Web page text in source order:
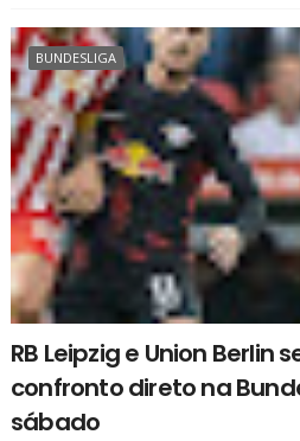
BUNDESLIGA
RB Leipzig e Union Berlin
confronto direto na
sábado